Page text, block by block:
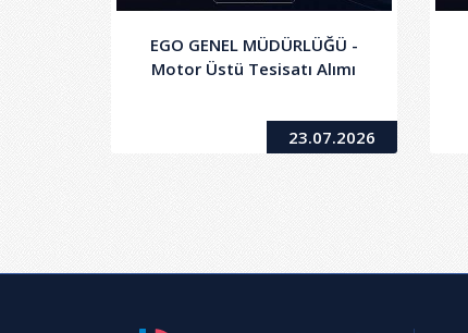
EGO GENEL MÜDÜRLÜĞÜ -
Motor Üstü Tesisatı Alımı
23.07.2026